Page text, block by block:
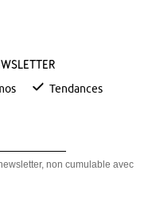
Tendances
non cumulable avec